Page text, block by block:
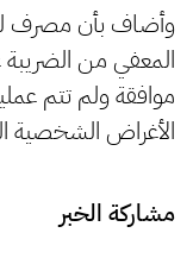
وأضاف بأن مصرف
المعفي من
موافقة ولم تتم
الأغراض الشخصية
مشاركة الخبر